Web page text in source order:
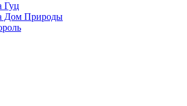
Гуц
Дом Природы